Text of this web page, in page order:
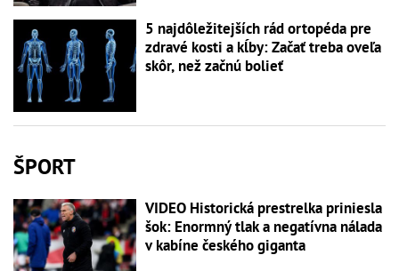
5 najdôležitejších rád ortopéda pre
zdravé kosti a kĺby: Začať treba oveľa
skôr, než začnú bolieť
ŠPORT
VIDEO Historická prestrelka priniesla
šok: Enormný tlak a negatívna nálada
v kabíne českého giganta